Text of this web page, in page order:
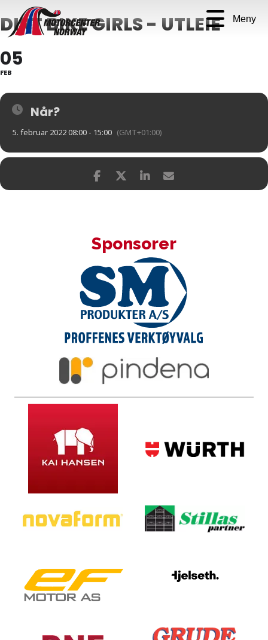
Meny
DIRT BIKE GIRLS - UTLEIE
05
FEB
Når?
5. februar 2022 08:00 - 15:00 (GMT+01:00)
Sponsorer